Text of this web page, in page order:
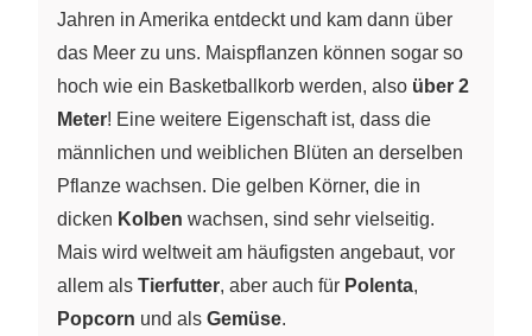
Jahren in Amerika entdeckt und kam dann über
das Meer zu uns. Maispflanzen können sogar so
hoch wie ein Basketballkorb werden, also über 2
Meter! Eine weitere Eigenschaft ist, dass die
männlichen und weiblichen Blüten an derselben
Pflanze wachsen. Die gelben Körner, die in
dicken Kolben wachsen, sind sehr vielseitig.
Mais wird weltweit am häufigsten angebaut, vor
allem als Tierfutter, aber auch für Polenta,
Popcorn und als Gemüse.